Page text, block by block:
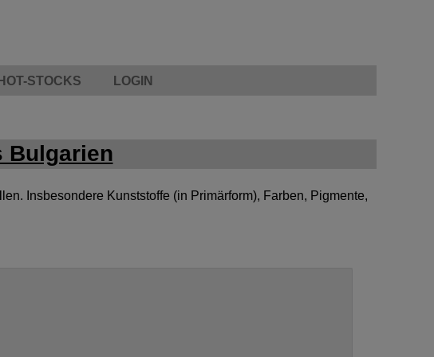
HOT-STOCKS LOGIN
Bulgarien
Insbesondere Kunststoffe (in Primärform), Farben, Pigmente,